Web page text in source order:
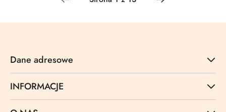
Dane adresowe
INFORMACJE